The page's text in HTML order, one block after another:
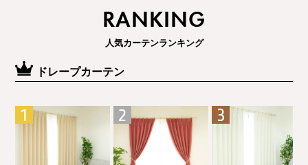
RANKING
人気カーテンランキング
ドレープカーテン